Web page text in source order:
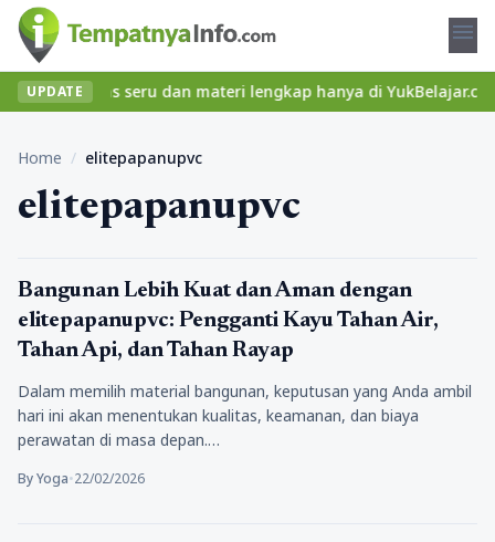
menu
UPDATE
kelas seru dan materi lengkap hanya di
Home / elitepapanupvc
elitepapanupvc
jasa
Bangunan Lebih Kuat dan Aman dengan
elitepapanupvc: Pengganti Kayu Tahan Air,
Tahan Api, dan Tahan Rayap
Dalam memilih material bangunan, keputusan yang Anda ambil
hari ini akan menentukan kualitas, keamanan, dan biaya
perawatan di masa depan.…
By Yoga•22/02/2026